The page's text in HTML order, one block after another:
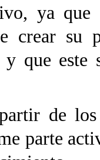
ya que
crear su
y que
de los
parte